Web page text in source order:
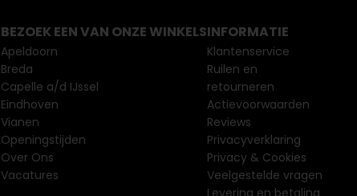
BEZOEK EEN VAN ONZE WINKELS
Apeldoorn
Breda
Capelle a/d IJssel
Eindhoven
Vianen
Openingstijden
Over Ons
Vacatures
INFORMATIE
Klantenservice
Ruilen en
retourneren
Actievoorwaarden
Reviews
Privacyverklaring
Privacy & Cookies
Veelgestelde vragen